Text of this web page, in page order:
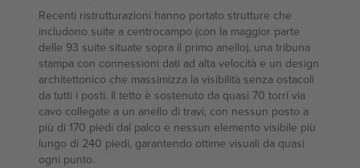
Recenti ristrutturazioni hanno portato strutture che
includono suite a centrocampo (con la maggior parte
delle 93 suite situate sopra il primo anello), una tribuna
stampa con connessioni dati ad alta velocità e un design
architettonico che massimizza la visibilità senza ostacoli
da tutti i posti. Il tetto è sostenuto da quasi 70 torri via
cavo collegate a un anello di travi, con nessun posto a
più di 170 piedi dal palco e nessun elemento visibile più
lungo di 240 piedi, garantendo ottime visuali da quasi
ogni punto.